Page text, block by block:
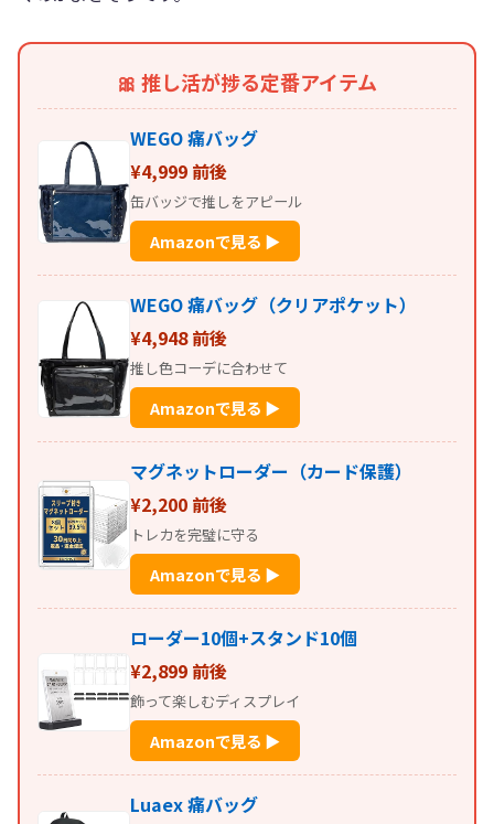
🎀 推し活が捗る定番アイテム
WEGO 痛バッグ
¥4,999 前後
缶バッジで推しをアピール
Amazonで見る ▶
WEGO 痛バッグ（クリアポケット）
¥4,948 前後
推し色コーデに合わせて
Amazonで見る ▶
マグネットローダー（カード保護）
¥2,200 前後
トレカを完璧に守る
Amazonで見る ▶
ローダー10個+スタンド10個
¥2,899 前後
飾って楽しむディスプレイ
Amazonで見る ▶
Luaex 痛バッグ